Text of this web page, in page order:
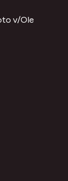
v/Ole